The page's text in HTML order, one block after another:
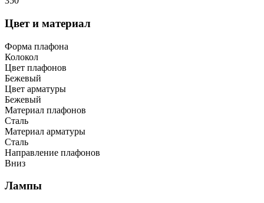
Цвет и материал
Форма плафона
Колокол
Цвет плафонов
Бежевый
Цвет арматуры
Бежевый
Материал плафонов
Сталь
Материал арматуры
Сталь
Направление плафонов
Вниз
Лампы